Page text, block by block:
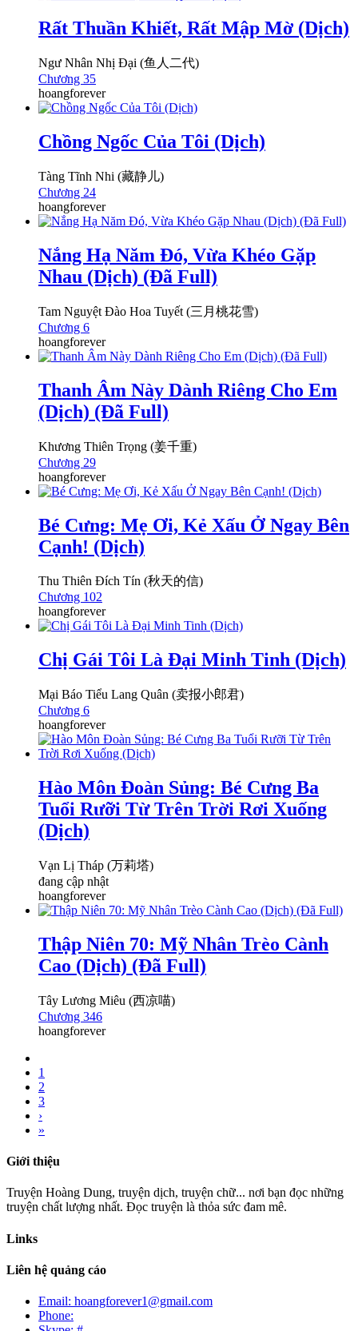
Rất Thuần Khiết, Rất Mập Mờ (Dịch)
Ngư Nhân Nhị Đại (鱼人二代)
Chương 35
hoangforever
Chồng Ngốc Của Tôi (Dịch)
Tàng Tĩnh Nhi (藏静儿)
Chương 24
hoangforever
Nắng Hạ Năm Đó, Vừa Khéo Gặp
Nhau (Dịch) (Đã Full)
Tam Nguyệt Đào Hoa Tuyết (三月桃花雪)
Chương 6
hoangforever
Thanh Âm Này Dành Riêng Cho Em
(Dịch) (Đã Full)
Khương Thiên Trọng (姜千重)
Chương 29
hoangforever
Bé Cưng: Mẹ Ơi, Kẻ Xấu Ở Ngay Bên
Cạnh! (Dịch)
Thu Thiên Đích Tín (秋天的信)
Chương 102
hoangforever
Chị Gái Tôi Là Đại Minh Tinh (Dịch)
Mại Báo Tiểu Lang Quân (卖报小郎君)
Chương 6
hoangforever
Hào Môn Đoàn Sủng: Bé Cưng Ba
Tuổi Rưỡi Từ Trên Trời Rơi Xuống
(Dịch)
Vạn Lị Tháp (万莉塔)
đang cập nhật
hoangforever
Thập Niên 70: Mỹ Nhân Trèo Cành
Cao (Dịch) (Đã Full)
Tây Lương Miêu (西凉喵)
Chương 346
hoangforever
1
2
3
›
»
Giới thiệu
Truyện Hoàng Dung, truyện dịch, truyện chữ... nơi bạn đọc những
truyện chất lượng nhất. Đọc truyện là thỏa sức đam mê.
Links
Liên hệ quảng cáo
Email: hoangforever1@gmail.com
Phone: